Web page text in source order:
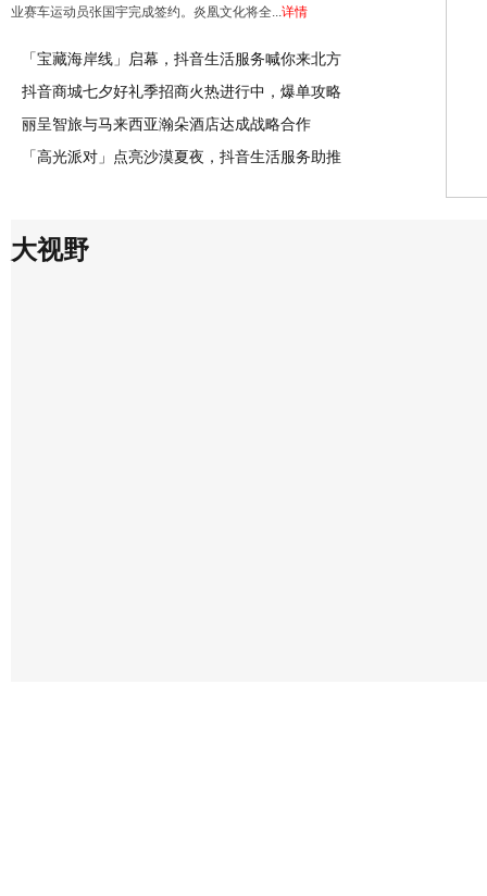
征程
业赛车运动员张国宇完成签约。炎凰文化将全...详情
「宝藏海岸线」启幕，抖音生活服务喊你来北方
抖音商城七夕好礼季招商火热进行中，爆单攻略
丽呈智旅与马来西亚瀚朵酒店达成战略合作
「高光派对」点亮沙漠夏夜，抖音生活服务助推
大视野